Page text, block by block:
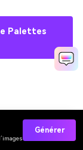
Palettes
Générer